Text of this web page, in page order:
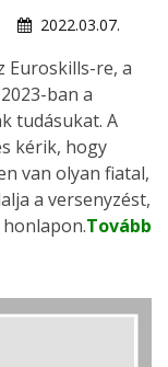
2022.03.07.
Euroskills-re, a
ban a
tudásukat. A
kérik, hogy
van olyan fiatal,
a versenyzést,
Tovább